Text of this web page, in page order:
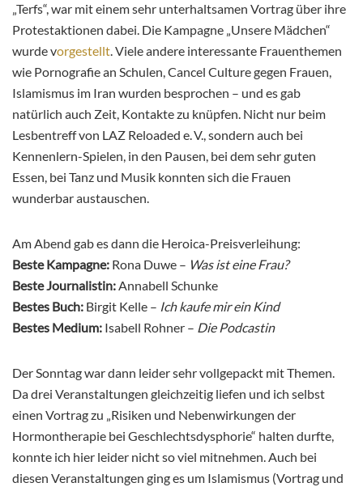
„Terfs“, war mit einem sehr unterhaltsamen Vortrag über ihre
Protestaktionen dabei. Die Kampagne „Unsere Mädchen“
wurde vorgestellt. Viele andere interessante Frauenthemen
wie Pornografie an Schulen, Cancel Culture gegen Frauen,
Islamismus im Iran wurden besprochen – und es gab
natürlich auch Zeit, Kontakte zu knüpfen. Nicht nur beim
Lesbentreff von LAZ Reloaded e. V., sondern auch bei
Kennenlern-Spielen, in den Pausen, bei dem sehr guten
Essen, bei Tanz und Musik konnten sich die Frauen
wunderbar austauschen.
Am Abend gab es dann die Heroica-Preisverleihung:
Beste Kampagne: Rona Duwe – Was ist eine Frau?
Beste Journalistin:Annabell Schunke
Bestes Buch: Birgit Kelle – Ich kaufe mir ein Kind
Bestes Medium: Isabell Rohner – Die Podcastin
Der Sonntag war dann leider sehr vollgepackt mit Themen.
Da drei Veranstaltungen gleichzeitig liefen und ich selbst
einen Vortrag zu „Risiken und Nebenwirkungen der
Hormontherapie bei Geschlechtsdysphorie“ halten durfte,
konnte ich hier leider nicht so viel mitnehmen. Auch bei
diesen Veranstaltungen ging es um Islamismus (Vortrag und